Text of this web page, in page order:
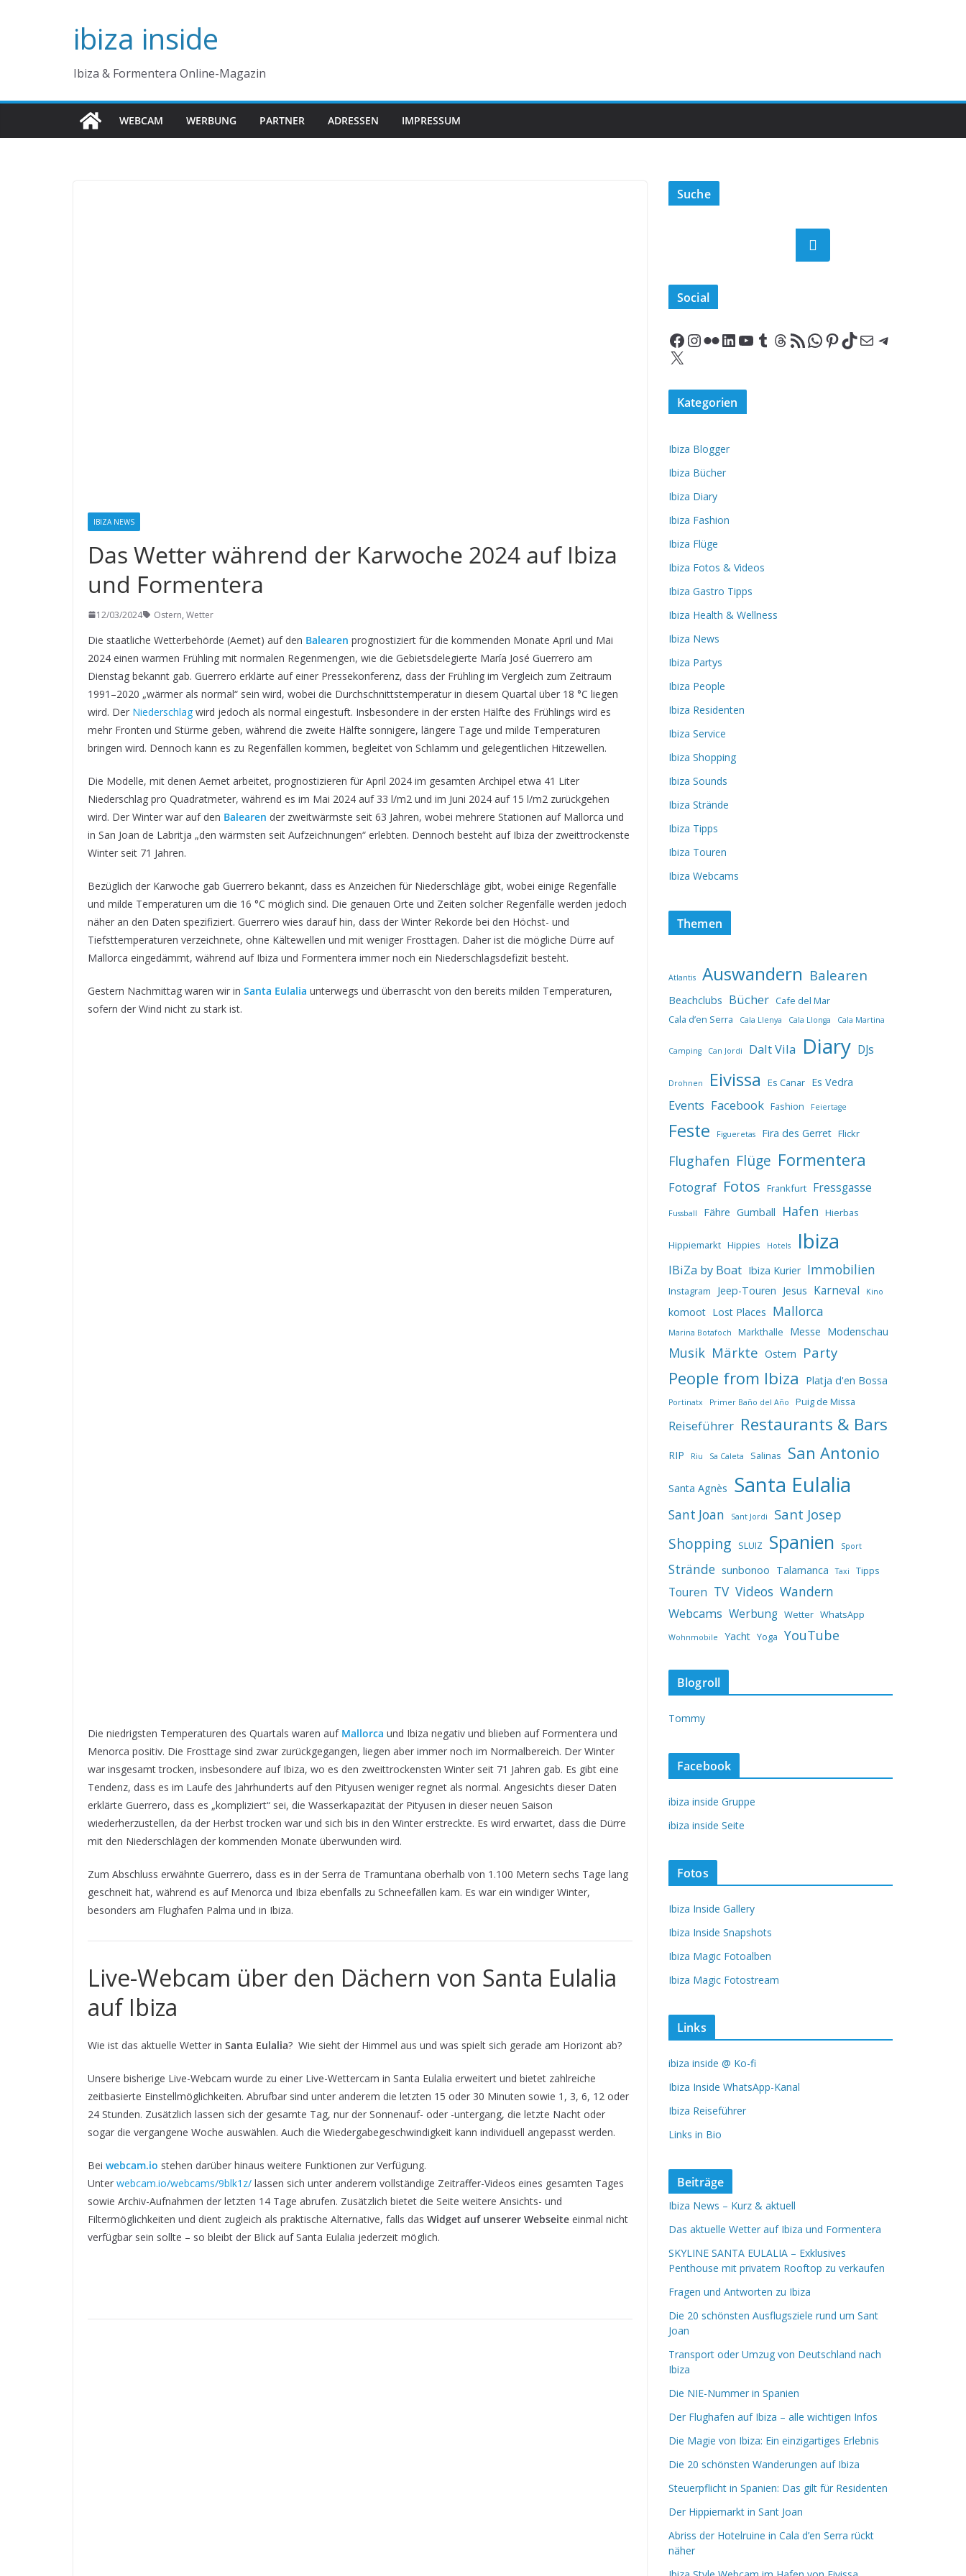
ibiza inside
Ibiza & Formentera Online-Magazin
WEBCAM WERBUNG PARTNER ADRESSEN IMPRESSUM
IBIZA NEWS
Das Wetter während der Karwoche 2024 auf Ibiza
und Formentera
12/03/2024 Ostern, Wetter
Die staatliche Wetterbehörde (Aemet) auf den Balearen prognostiziert für die kommenden Monate April und Mai
2024 einen warmen Frühling mit normalen Regenmengen, wie die Gebietsdelegierte María José Guerrero am
Dienstag bekannt gab. Guerrero erklärte auf einer Pressekonferenz, dass der Frühling im Vergleich zum Zeitraum
1991–2020 „wärmer als normal“ sein wird, wobei die Durchschnittstemperatur in diesem Quartal über 18 °C liegen
wird. Der Niederschlag wird jedoch als normal eingestuft. Insbesondere in der ersten Hälfte des Frühlings wird es
mehr Fronten und Stürme geben, während die zweite Hälfte sonnigere, längere Tage und milde Temperaturen
bringen wird. Dennoch kann es zu Regenfällen kommen, begleitet von Schlamm und gelegentlichen Hitzewellen.
Die Modelle, mit denen Aemet arbeitet, prognostizieren für April 2024 im gesamten Archipel etwa 41 Liter
Niederschlag pro Quadratmeter, während es im Mai 2024 auf 33 l/m2 und im Juni 2024 auf 15 l/m2 zurückgehen
wird. Der Winter war auf den Balearen der zweitwärmste seit 63 Jahren, wobei mehrere Stationen auf Mallorca und
in San Joan de Labritja „den wärmsten seit Aufzeichnungen“ erlebten. Dennoch besteht auf Ibiza der zweittrockenste
Winter seit 71 Jahren.
Bezüglich der Karwoche gab Guerrero bekannt, dass es Anzeichen für Niederschläge gibt, wobei einige Regenfälle
und milde Temperaturen um die 16 °C möglich sind. Die genauen Orte und Zeiten solcher Regenfälle werden jedoch
näher an den Daten spezifiziert. Guerrero wies darauf hin, dass der Winter Rekorde bei den Höchst- und
Tiefsttemperaturen verzeichnete, ohne Kältewellen und mit weniger Frosttagen. Daher ist die mögliche Dürre auf
Mallorca eingedämmt, während auf Ibiza und Formentera immer noch ein Niederschlagsdefizit besteht.
Gestern Nachmittag waren wir in Santa Eulalia unterwegs und überrascht von den bereits milden Temperaturen,
sofern der Wind nicht zu stark ist.
Die niedrigsten Temperaturen des Quartals waren auf Mallorca und Ibiza negativ und blieben auf Formentera und
Menorca positiv. Die Frosttage sind zwar zurückgegangen, liegen aber immer noch im Normalbereich. Der Winter
war insgesamt trocken, insbesondere auf Ibiza, wo es den zweittrockensten Winter seit 71 Jahren gab. Es gibt eine
Tendenz, dass es im Laufe des Jahrhunderts auf den Pityusen weniger regnet als normal. Angesichts dieser Daten
erklärte Guerrero, dass es „kompliziert“ sei, die Wasserkapazität der Pityusen in dieser neuen Saison
wiederherzustellen, da der Herbst trocken war und sich bis in den Winter erstreckte. Es wird erwartet, dass die Dürre
mit den Niederschlägen der kommenden Monate überwunden wird.
Zum Abschluss erwähnte Guerrero, dass es in der Serra de Tramuntana oberhalb von 1.100 Metern sechs Tage lang
geschneit hat, während es auf Menorca und Ibiza ebenfalls zu Schneefällen kam. Es war ein windiger Winter,
besonders am Flughafen Palma und in Ibiza.
Live-Webcam über den Dächern von Santa Eulalia
auf Ibiza
Wie ist das aktuelle Wetter in Santa Eulalia? Wie sieht der Himmel aus und was spielt sich gerade am Horizont ab?
Unsere bisherige Live-Webcam wurde zu einer Live-Wettercam in Santa Eulalia erweitert und bietet zahlreiche
zeitbasierte Einstellmöglichkeiten. Abrufbar sind unter anderem die letzten 15 oder 30 Minuten sowie 1, 3, 6, 12 oder
24 Stunden. Zusätzlich lassen sich der gesamte Tag, nur der Sonnenauf- oder -untergang, die letzte Nacht oder
sogar die vergangene Woche auswählen. Auch die Wiedergabegeschwindigkeit kann individuell angepasst werden.
Bei webcam.io stehen darüber hinaus weitere Funktionen zur Verfügung.
Unter webcam.io/webcams/9blk1z/ lassen sich unter anderem vollständige Zeitraffer-Videos eines gesamten Tages
sowie Archiv-Aufnahmen der letzten 14 Tage abrufen. Zusätzlich bietet die Seite weitere Ansichts- und
Filtermöglichkeiten und dient zugleich als praktische Alternative, falls das Widget auf unserer Webseite einmal nicht
verfügbar sein sollte – so bleibt der Blick auf Santa Eulalia jederzeit möglich.
Suche
Suchen
Social
Facebook InstagramFlickr LinkedIn YouTube Tumblr Threads RSS-Feed WhatsApp Pinterest TikTok E-Mail Telegram
X
Kategorien
Ibiza Blogger
Ibiza Bücher
Ibiza Diary
Ibiza Fashion
Ibiza Flüge
Ibiza Fotos & Videos
Ibiza Gastro Tipps
Ibiza Health & Wellness
Ibiza News
Ibiza Partys
Ibiza People
Ibiza Residenten
Ibiza Service
Ibiza Shopping
Ibiza Sounds
Ibiza Strände
Ibiza Tipps
Ibiza Touren
Ibiza Webcams
Themen
Atlantis Auswandern Balearen
Beachclubs Bücher Cafe del Mar
Cala d’en Serra
Cala Llenya Cala Llonga Cala Martina
Camping Can Jordi Dalt Vila Diary DJs
Drohnen Eivissa Es Canar Es Vedra
Events Facebook Fashion Feiertage
Feste Figueretas Fira des Gerret Flickr
Flughafen Flüge Formentera
Fotograf Fotos Frankfurt Fressgasse
Fussball Fähre Gumball Hafen Hierbas
Hippiemarkt Hippies Hotels Ibiza
IBiZa by Boat Ibiza Kurier Immobilien
Instagram Jeep-Touren Jesus Karneval Kino
komoot Lost Places Mallorca
Marina Botafoch Markthalle Messe Modenschau
Musik Märkte Ostern Party
People from Ibiza Platja d'en Bossa
Portinatx Primer Baño del Año Puig de Missa
Reiseführer Restaurants & Bars
RIP Riu Sa Caleta Salinas San Antonio
Santa Agnès Santa Eulalia
Sant Joan Sant Jordi Sant Josep
Shopping SLUIZ Spanien Sport
Strände sunbonoo Talamanca Taxi Tipps
Touren TV Videos Wandern
Webcams Werbung Wetter WhatsApp
Wohnmobile Yacht Yoga YouTube
Blogroll
Tommy
Facebook
ibiza inside Gruppe
ibiza inside Seite
Fotos
Ibiza Inside Gallery
Ibiza Inside Snapshots
Ibiza Magic Fotoalben
Ibiza Magic Fotostream
Links
ibiza inside @ Ko-fi
Ibiza Inside WhatsApp-Kanal
Ibiza Reiseführer
Links in Bio
Beiträge
Ibiza News – Kurz & aktuell
Das aktuelle Wetter auf Ibiza und Formentera
SKYLINE SANTA EULALIA – Exklusives
Penthouse mit privatem Rooftop zu verkaufen
Fragen und Antworten zu Ibiza
Die 20 schönsten Ausflugsziele rund um Sant
Joan
Transport oder Umzug von Deutschland nach
Ibiza
Die NIE-Nummer in Spanien
Der Flughafen auf Ibiza – alle wichtigen Infos
Die Magie von Ibiza: Ein einzigartiges Erlebnis
Die 20 schönsten Wanderungen auf Ibiza
Steuerpflicht in Spanien: Das gilt für Residenten
Der Hippiemarkt in Sant Joan
Abriss der Hotelruine in Cala d’en Serra rückt
näher